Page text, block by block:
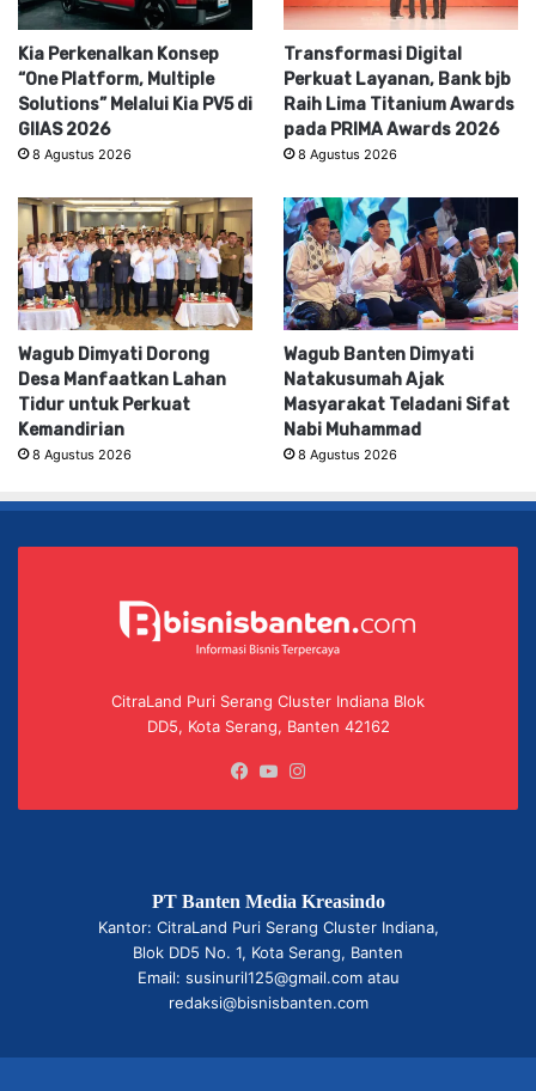
Kia Perkenalkan Konsep
“One Platform, Multiple
Solutions” Melalui Kia PV5 di
GIIAS 2026
8 Agustus 2026
Transformasi Digital
Perkuat Layanan, Bank bjb
Raih Lima Titanium Awards
pada PRIMA Awards 2026
8 Agustus 2026
Wagub Dimyati Dorong
Desa Manfaatkan Lahan
Tidur untuk Perkuat
Kemandirian
8 Agustus 2026
Wagub Banten Dimyati
Natakusumah Ajak
Masyarakat Teladani Sifat
Nabi Muhammad
8 Agustus 2026
CitraLand Puri Serang Cluster Indiana Blok
DD5, Kota Serang, Banten 42162
Facebook
YouTube
PT Banten Media Kreasindo
Kantor: CitraLand Puri Serang Cluster Indiana,
Blok DD5 No. 1, Kota Serang, Banten
Email: susinuril125@gmail.com atau
redaksi@bisnisbanten.com